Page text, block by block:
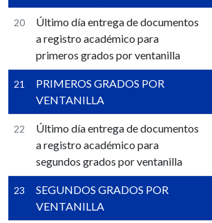
20
Último día entrega de documentos
a registro académico para
primeros grados por ventanilla
21
PRIMEROS GRADOS POR
VENTANILLA
22
Último día entrega de documentos
a registro académico para
segundos grados por ventanilla
23
SEGUNDOS GRADOS POR
VENTANILLA